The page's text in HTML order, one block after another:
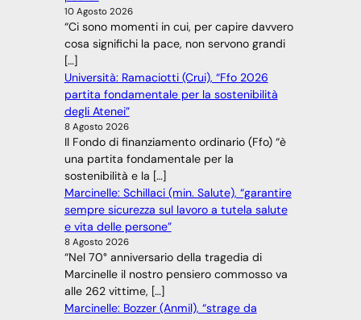
10 Agosto 2026
“Ci sono momenti in cui, per capire davvero
cosa significhi la pace, non servono grandi
[…]
Università: Ramaciotti (Crui), “Ffo 2026
partita fondamentale per la sostenibilità
degli Atenei”
8 Agosto 2026
Il Fondo di finanziamento ordinario (Ffo) “è
una partita fondamentale per la
sostenibilità e la […]
Marcinelle: Schillaci (min. Salute), “garantire
sempre sicurezza sul lavoro a tutela salute
e vita delle persone”
8 Agosto 2026
“Nel 70° anniversario della tragedia di
Marcinelle il nostro pensiero commosso va
alle 262 vittime, […]
Marcinelle: Bozzer (Anmil), “strage da